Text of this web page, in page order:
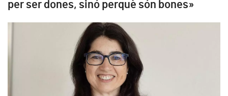
per ser dones, sinó perquè són bones»